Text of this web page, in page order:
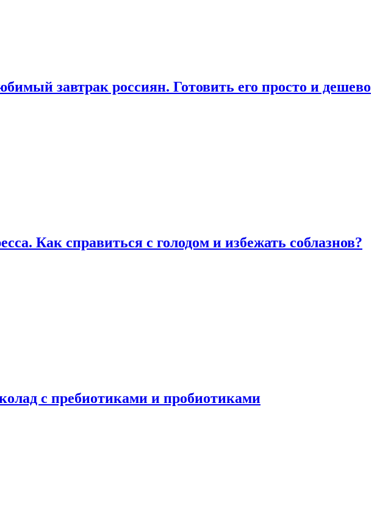
завтрак россиян. Готовить его просто и дешево
Как справиться с голодом и избежать соблазнов?
с пребиотиками и пробиотиками